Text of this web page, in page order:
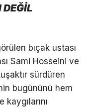
bıçak ustası
Sami Hosseini ve
sürdüren
bugününü hem